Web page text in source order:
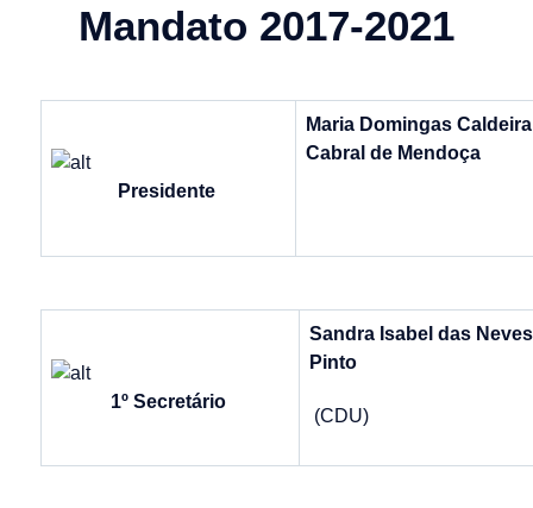
Mandato 2017-2021
Presidente
Maria Domingas Caldeira
Cabral de Mendoça
1º Secretário
Sandra Isabel das Neves
Pinto
(CDU)